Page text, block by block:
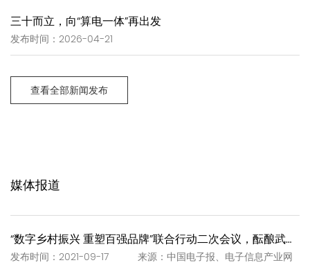
三十而立，向“算电一体”再出发
发布时间：2026-04-21
查看全部新闻发布
媒体报道
发布时间：2021-09-17 来源：中国电子报、电子信息产业网